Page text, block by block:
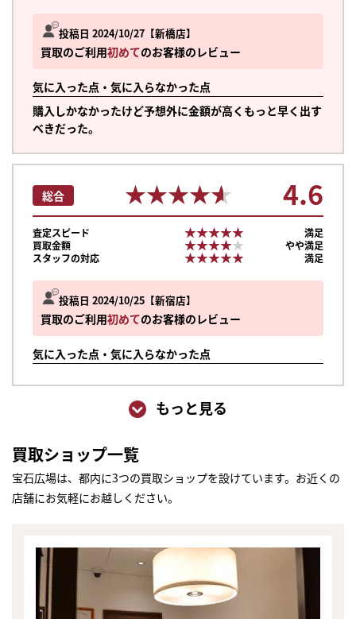
投稿日 2024/10/27 新橋店
買取のご利用初めてのお客様のレビュー
気に入った点・気に入らなかった点
購入しかなかったけど予想外に金額が高くもっと早く出す
べきだった。
投稿日 2024/10/25 新宿店
買取のご利用初めてのお客様のレビュー
気に入った点・気に入らなかった点
総合 ★★★★★
★★★★★ 4.6
査定スピード ★★★★★
★★★★★
満足
買取金額
★★★★★
★★★★★
やや満足
スタッフの対応
★★★★★
★★★★★ 満足
もっと見る
買取ショップ一覧
宝石広場は、都内に3つの買取ショップを設けています。お近くの
店舗にお気軽にお越しください。
まずは
かんたん30秒でお試し査定